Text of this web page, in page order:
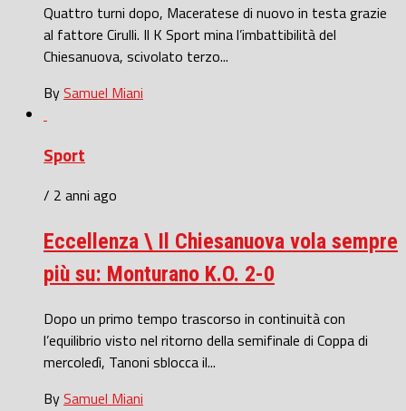
Quattro turni dopo, Maceratese di nuovo in testa grazie
al fattore Cirulli. Il K Sport mina l’imbattibilità del
Chiesanuova, scivolato terzo...
BySamuel Miani
Sport
/ 2 anni ago
Eccellenza \ Il Chiesanuova vola sempre
più su: Monturano K.O. 2-0
Dopo un primo tempo trascorso in continuità con
l’equilibrio visto nel ritorno della semifinale di Coppa di
mercoledì, Tanoni sblocca il...
BySamuel Miani